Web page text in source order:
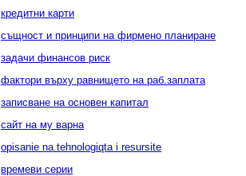
кредитни карти
същност и принципи на фирмено планиране
задачи финансов риск
фактори върху равнището на раб.заплата
записване на основен капитал
сайт на му варна
opisanie na tehnologiqta i resursite
времеви серии